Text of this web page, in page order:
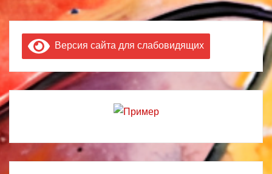
а
ц
и
п
о
Версия сайта для слабовидящих